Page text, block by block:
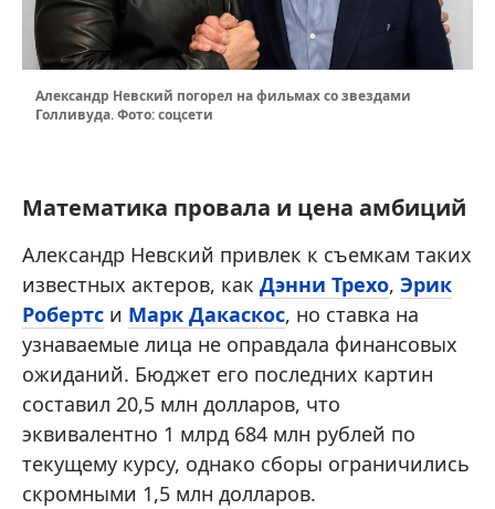
Александр Невский погорел на фильмах со звездами
Голливуда. Фото: соцсети
Математика провала и цена амбиций
Александр Невский привлек к съемкам таких
известных актеров, как Дэнни Трехо, Эрик
Робертс и Марк Дакаскос, но ставка на
узнаваемые лица не оправдала финансовых
ожиданий. Бюджет его последних картин
составил 20,5 млн долларов, что
эквивалентно 1 млрд 684 млн рублей по
текущему курсу, однако сборы ограничились
скромными 1,5 млн долларов.